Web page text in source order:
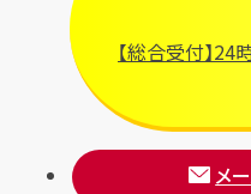
【総合受付】
メ